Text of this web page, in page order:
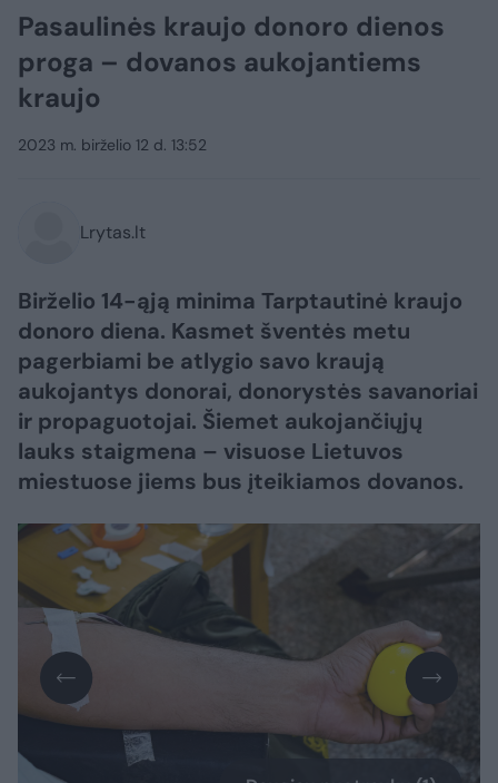
Pasaulinės kraujo donoro dienos
proga – dovanos aukojantiems
kraujo
2023 m. birželio 12 d. 13:52
Lrytas.lt
Birželio 14-ąją minima Tarptautinė kraujo
donoro diena. Kasmet šventės metu
pagerbiami be atlygio savo kraują
aukojantys donorai, donorystės savanoriai
ir propaguotojai. Šiemet aukojančiųjų
lauks staigmena – visuose Lietuvos
miestuose jiems bus įteikiamos dovanos.